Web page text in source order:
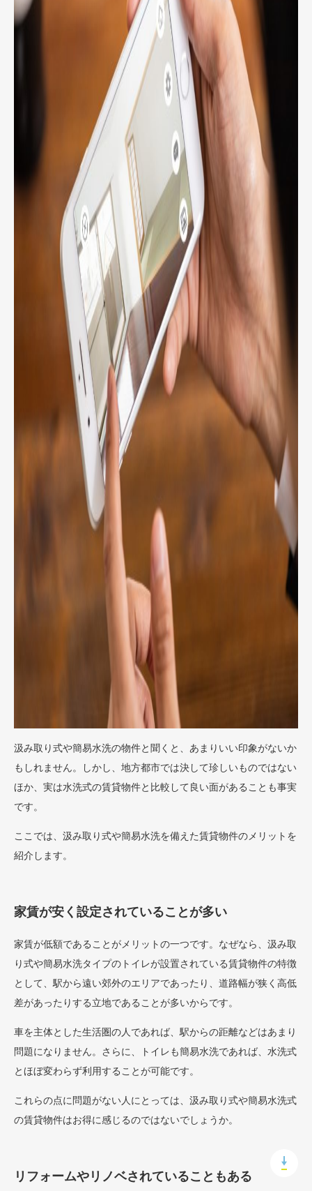
汲み取り式や簡易水洗の物件と聞くと、あまりいい印象がないか
もしれません。しかし、地方都市では決して珍しいものではない
ほか、実は水洗式の賃貸物件と比較して良い面があることも事実
です。
ここでは、汲み取り式や簡易水洗を備えた賃貸物件のメリットを
紹介します。
家賃が安く設定されていることが多い
家賃が低額であることがメリットの一つです。なぜなら、汲み取
り式や簡易水洗タイプのトイレが設置されている賃貸物件の特徴
として、駅から遠い郊外のエリアであったり、道路幅が狭く高低
差があったりする立地であることが多いからです。
車を主体とした生活圏の人であれば、駅からの距離などはあまり
問題になりません。さらに、トイレも簡易水洗であれば、水洗式
とほぼ変わらず利用することが可能です。
これらの点に問題がない人にとっては、汲み取り式や簡易水洗式
の賃貸物件はお得に感じるのではないでしょうか。
リフォームやリノベされていることもある